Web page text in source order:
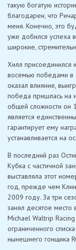
такую ​​​​богатую
благодарен, что
меня. Конечно, это
уже добился успеха
широкие,
Хилл присоединился
восемью победами в
оказал влияние,
победа пришлась на
общей сложности он
является
гарантирует ему
устанавливается на
В последний раз
Кубка с частичной
выставляла этот
год, прежде чем
2009 году. За три
занял десятое место
Michael Waltrip
ограниченного
нынешнего гонщика